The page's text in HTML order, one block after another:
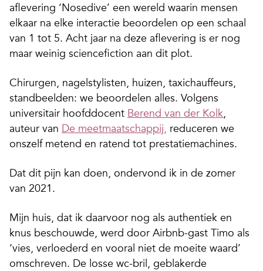
aflevering ‘Nosedive’ een wereld waarin mensen
elkaar na elke interactie beoordelen op een schaal
van 1 tot 5. Acht jaar na deze aflevering is er nog
maar weinig sciencefiction aan dit plot.
Chirurgen, nagelstylisten, huizen, taxichauffeurs,
standbeelden: we beoordelen alles. Volgens
universitair hoofddocent Berend van der Kolk,
auteur van De meetmaatschappij, reduceren we
onszelf metend en ratend tot prestatiemachines.
Dat dit pijn kan doen, ondervond ik in de zomer
van 2021.
Mijn huis, dat ik daarvoor nog als authentiek en
knus beschouwde, werd door Airbnb-gast Timo als
‘vies, verloederd en vooral niet de moeite waard’
omschreven. De losse wc-bril, geblakerde